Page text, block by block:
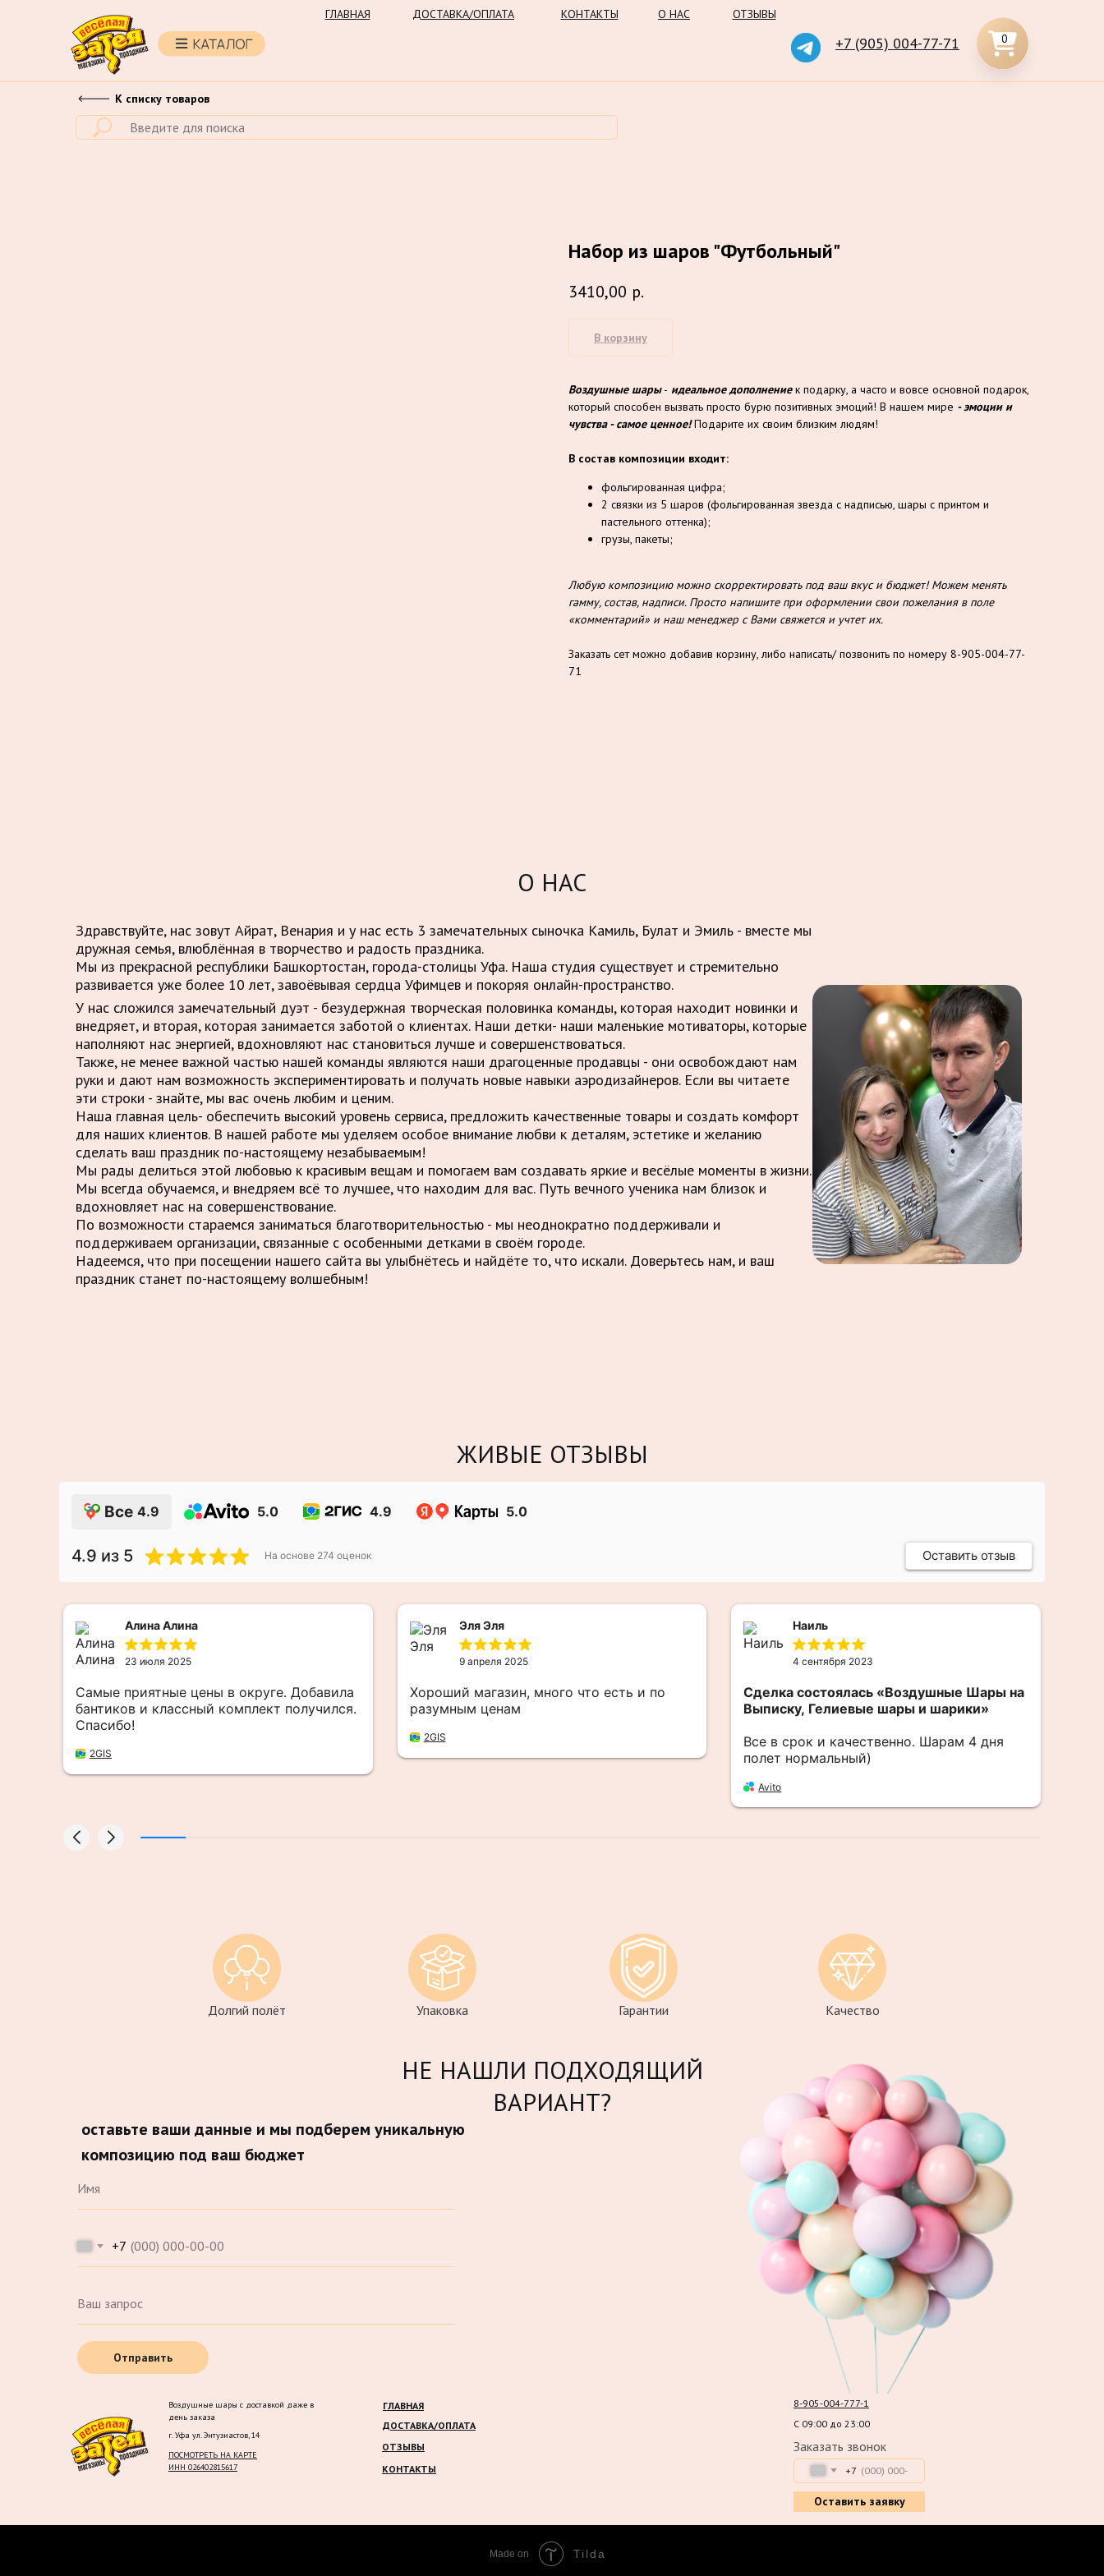
0
ДОСТАВКА/ОПЛАТА
ГЛАВНАЯ КОНТАКТЫ О НАС ОТЗЫВЫ
+7 (905) 004-77-71
К списку товаров
Набор из шаров "Футбольный"
3410,00 р.
В корзину
Воздушные шары- идеальное дополнениек подарку, а часто и вовсе основной подарок,
который способен вызвать просто бурю позитивных эмоций! В нашем мире - эмоции и
чувства - самое ценное!Подарите их своим близким людям!
В состав композиции входит:
фольгированная цифра;
2 связки из 5 шаров (фольгированная звезда с надписью, шары с принтом и
пастельного оттенка);
грузы, пакеты;
Любую композицию можно скорректировать под ваш вкус и бюджет! Можем менять
гамму, состав, надписи. Просто напишите при оформлении свои пожелания в поле
«комментарий» и наш менеджер с Вами свяжется и учтет их.
Заказать сет можно добавив корзину, либо написать/ позвонить по номеру 8-905-004-77-
71
О НАС
Здравствуйте, нас зовут Айрат, Венария и у нас есть 3 замечательных сыночка Камиль, Булат и Эмиль - вместе мы
дружная семья, влюблённая в творчество и радость праздника.
Мы из прекрасной республики Башкортостан, города-столицы Уфа. Наша студия существует и стремительно
развивается уже более 10 лет, завоёвывая сердца Уфимцев и покоряя онлайн-пространство.
У нас сложился замечательный дуэт - безудержная творческая половинка команды, которая находит новинки и
внедряет, и вторая, которая занимается заботой о клиентах. Наши детки- наши маленькие мотиваторы, которые
наполняют нас энергией, вдохновляют нас становиться лучше и совершенствоваться.
Также, не менее важной частью нашей команды являются наши драгоценные продавцы - они освобождают нам
руки и дают нам возможность экспериментировать и получать новые навыки аэродизайнеров. Если вы читаете
эти строки - знайте, мы вас очень любим и ценим.
Наша главная цель- обеспечить высокий уровень сервиса, предложить качественные товары и создать комфорт
для наших клиентов. В нашей работе мы уделяем особое внимание любви к деталям, эстетике и желанию
сделать ваш праздник по-настоящему незабываемым!
Мы рады делиться этой любовью к красивым вещам и помогаем вам создавать яркие и весёлые моменты в жизни.
Мы всегда обучаемся, и внедряем всё то лучшее, что находим для вас. Путь вечного ученика нам близок и
вдохновляет нас на совершенствование.
По возможности стараемся заниматься благотворительностью - мы неоднократно поддерживали и
поддерживаем организации, связанные с особенными детками в своём городе.
Надеемся, что при посещении нашего сайта вы улыбнётесь и найдёте то, что искали. Доверьтесь нам, и ваш
праздник станет по-настоящему волшебным!
ЖИВЫЕ ОТЗЫВЫ
Все 4.9 5.0 4.9 5.0
4.9 из 5 На основе 274 оценок Оставить отзыв
Алина Алина
23 июля 2025
Самые приятные цены в округе. Добавила
бантиков и классный комплект получился.
Спасибо!
2GIS
Эля Эля
9 апреля 2025
Хороший магазин, много что есть и по
разумным ценам
2GIS
Наиль
4 сентября 2023
Сделка состоялась «Воздушные Шары на
Выписку, Гелиевые шары и шарики»
Все в срок и качественно. Шарам 4 дня
полет нормальный)
Avito
Долгий полёт Упаковка Гарантии Качество
+7
Отправить
оставьте ваши данные и мы подберем уникальную
композицию под ваш бюджет
НЕ НАШЛИ ПОДХОДЯЩИЙ
ВАРИАНТ?
ОТЗЫВЫ
ГЛАВНАЯ
ДОСТАВКА/ОПЛАТА
КОНТАКТЫ
8-905-004-777-1
С 09:00 до 23:00
Воздушные шары с доставкой даже в
день заказа
Заказать звонок
+7
Оставить заявку
г. Уфа ул. Энтузиастов, 14
ПОСМОТРЕТЬ НА КАРТЕ
ИНН 026402815617
Made on Tilda